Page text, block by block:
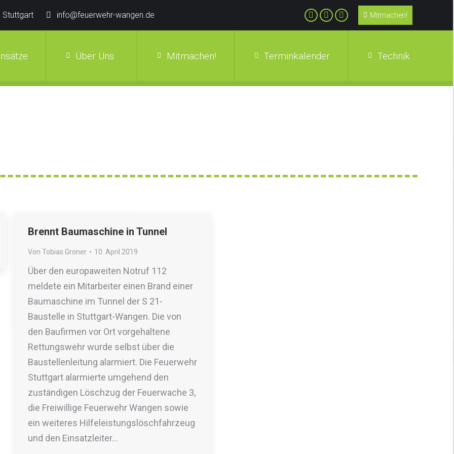
Stuttgart info@feuerwehr-wangen.de Mitmachen!
Über Uns Mitmachen! Terminkalender Technik
Brennt Baumaschine in Tunnel
Von Tobias Groner 10. April 2019
Über den europaweiten Notruf 112
meldete ein Mitarbeiter einen Brand einer
Baumaschine im Tunnel der S 21-
Baustelle in Stuttgart-Wangen. Die von
den Baufirmen vor Ort vorgehaltene
Rettungswehr wurde selbst über die
Baustellenleitung alarmiert. Die Feuerwehr
Stuttgart alarmierte umgehend den
zuständigen Löschzug der Feuerwache 3,
die Freiwillige Feuerwehr Wangen sowie
ein weiteres Hilfeleistungslöschfahrzeug
und den Einsatzleiter…